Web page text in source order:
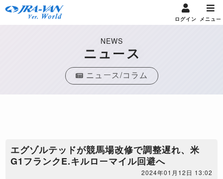
ログイン メニュー
NEWS
ニュース
ニュース/コラム
エグゾルテッドが競馬場改修で調整遅れ、米
G1フランクE.キルローマイル回避へ
2024年01月12日 13:02